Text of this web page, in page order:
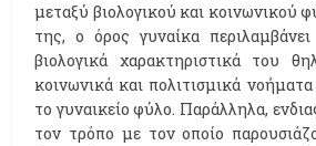
μεταξύ βιολογικού και κοινωνικού
της, ο όρος γυναίκα
βιολογικά χαρακτηριστικά του
κοινωνικά και πολιτισμικά
το γυναικείο φύλο. Παράλληλα,
τον τρόπο με τον οποίο